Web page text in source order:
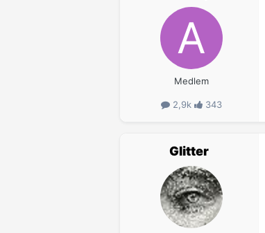
Medlem
2,9k 343
Glitter